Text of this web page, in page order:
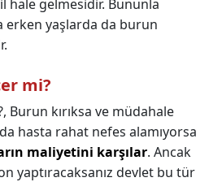
hale gelmesidir. Bununla
erken yaşlarda da burun
mi?
Burun kırıksa ve müdahale
hasta rahat nefes alamıyorsa
maliyetini karşılar. Ancak
yaptıracaksanız devlet bu tür